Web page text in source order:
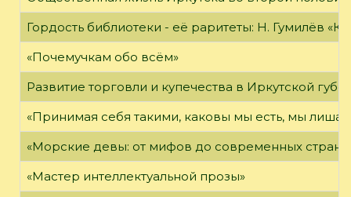
Гордость библиотеки - её раритеты: Н. Гумилёв
«Почемучкам обо всём»
Развитие торговли и купечества в Иркутской
«Принимая себя такими, каковы мы есть, мы
«Морские девы: от мифов до современных
«Мастер интеллектуальной прозы»